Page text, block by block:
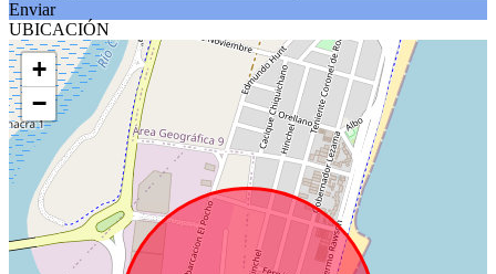
Enviar
UBICACIÓN
+
−